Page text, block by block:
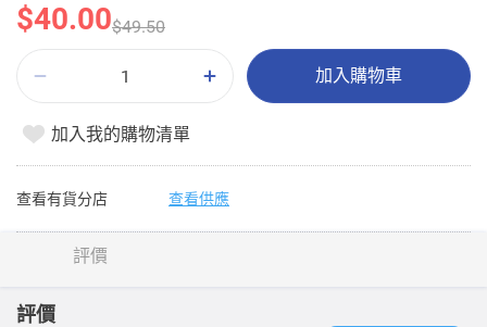
$40.00$49.50
加入購物車
加入我的購物清單
查看有貨分店 查看供應
評價
評價